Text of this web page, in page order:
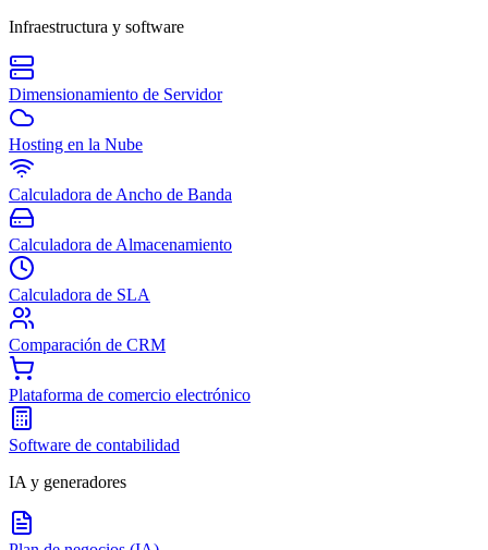
Infraestructura y software
Dimensionamiento de Servidor
Hosting en la Nube
Calculadora de Ancho de Banda
Calculadora de Almacenamiento
Calculadora de SLA
Comparación de CRM
Plataforma de comercio electrónico
Software de contabilidad
IA y generadores